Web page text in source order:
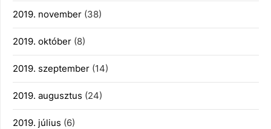
2019. november (38)
2019. október (8)
2019. szeptember (14)
2019. augusztus (24)
2019. július (6)